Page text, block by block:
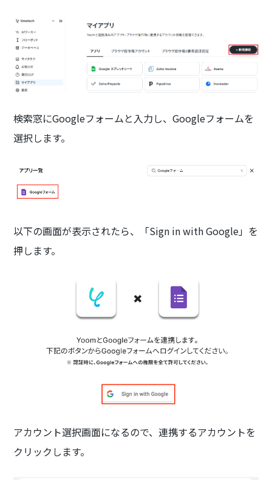
検索窓にGoogleフォームと入力し、Googleフォームを
選択します。
以下の画面が表示されたら、「Sign in with Google」を
押します。
アカウント選択画面になるので、連携するアカウントを
クリックします。